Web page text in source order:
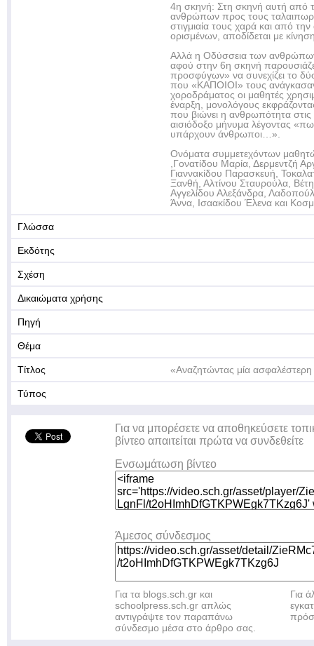
4η σκηνή: Στη σκηνή αυτή από
ανθρώπων προς τους
στιγμιαία τους χαρά και από
ορισμένων, αποδίδεται με
Αλλά η Οδύσσεια των
αφού στην 6η σκηνή
προσφύγων» να συνεχίζει το
που «ΚΑΠΟΙΟΙ» τους
χοροδράματος οι μαθητές
έναρξη, μονολόγους
που βιώνει η ανθρωπότητα στις
αισιόδοξο μήνυμα λέγοντας
υπάρχουν άνθρωποι…».
Ονόματα συμμετεχόντων
,Γονατίδου Μαρία, Δερμεντζή
Γιαννακίδου Παρασκευή,
Ξανθή, Αλτίνου Σταυρούλα,
Αγγελίδου Αλεξάνδρα,
Άννα, Ισαακίδου Έλενα και
Γλώσσα
Εκδότης
Σχέση
Δικαιώματα χρήσης
Πηγή
Θέμα
Τίτλος «Αναζητώντας μία
Τύπος
Για να μπορέσετε να αποθηκεύσετε
βίντεο απαιτείται πρώτα να συνδεθείτε
Ενσωμάτωση βίντεο
Άμεσος σύνδεσμος
Για τα blogs.sch.gr και
schoolpress.sch.gr απλώς
αντιγράψτε τον παραπάνω
σύνδεσμο μέσα στο άρθρο σας.
Για